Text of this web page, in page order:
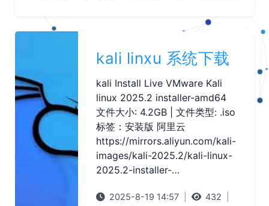
kali linxu 系统下载
kali Install Live VMware Kali
linux 2025.2 installer-amd64
文件大小: 4.2GB | 文件类型: .iso
标签：安装版 阿里云
https://mirrors.aliyun.com/kali-
images/kali-2025.2/kali-linux-
2025.2-installer-…
2025-8-19 14:57 432